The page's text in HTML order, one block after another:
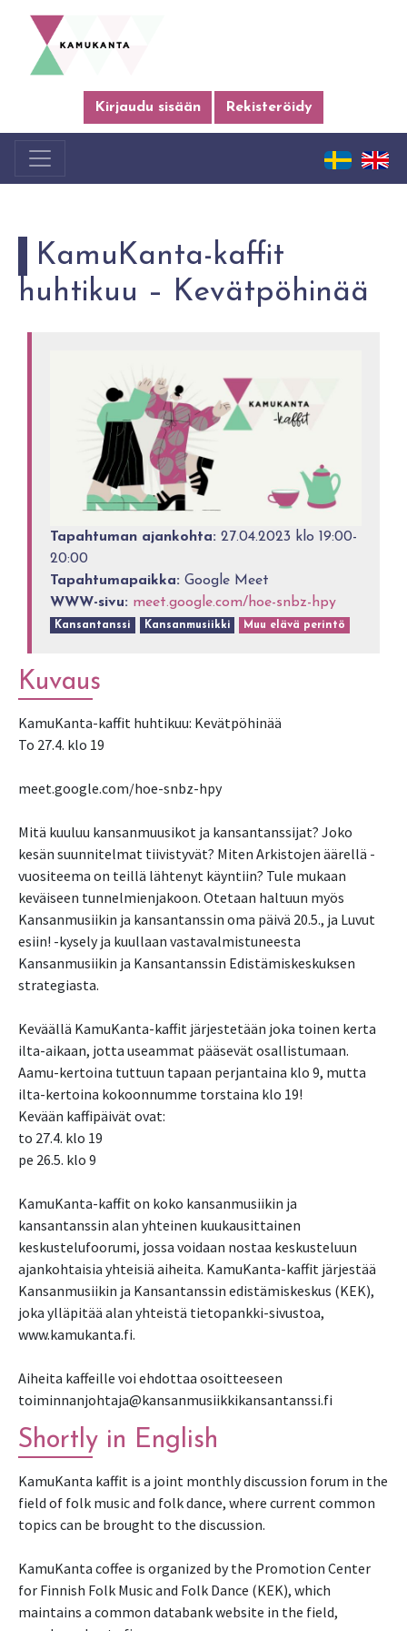
Kirjaudu sisään Rekisteröidy
KamuKanta-kaffit
huhtikuu – Kevätpöhinää
Tapahtuman ajankohta: 27.04.2023 klo 19:00-
20:00
Tapahtumapaikka: Google Meet
WWW-sivu: meet.google.com/hoe-snbz-hpy
Kansantanssi Kansanmusiikki Muu elävä perintö
Kuvaus
KamuKanta-kaffit huhtikuu: Kevätpöhinää
To 27.4. klo 19
meet.google.com/hoe-snbz-hpy
Mitä kuuluu kansanmuusikot ja kansantanssijat? Joko
kesän suunnitelmat tiivistyvät? Miten Arkistojen äärellä -
vuositeema on teillä lähtenyt käyntiin? Tule mukaan
keväiseen tunnelmienjakoon. Otetaan haltuun myös
Kansanmusiikin ja kansantanssin oma päivä 20.5., ja Luvut
esiin! -kysely ja kuullaan vastavalmistuneesta
Kansanmusiikin ja Kansantanssin Edistämiskeskuksen
strategiasta.
Keväällä KamuKanta-kaffit järjestetään joka toinen kerta
ilta-aikaan, jotta useammat pääsevät osallistumaan.
Aamu-kertoina tuttuun tapaan perjantaina klo 9, mutta
ilta-kertoina kokoonnumme torstaina klo 19!
Kevään kaffipäivät ovat:
to 27.4. klo 19
pe 26.5. klo 9
KamuKanta-kaffit on koko kansanmusiikin ja
kansantanssin alan yhteinen kuukausittainen
keskustelufoorumi, jossa voidaan nostaa keskusteluun
ajankohtaisia yhteisiä aiheita. KamuKanta-kaffit järjestää
Kansanmusiikin ja Kansantanssin edistämiskeskus (KEK),
joka ylläpitää alan yhteistä tietopankki-sivustoa,
www.kamukanta.fi.
Aiheita kaffeille voi ehdottaa osoitteeseen
toiminnanjohtaja@kansanmusiikkikansantanssi.fi
Shortly in English
KamuKanta kaffit is a joint monthly discussion forum in the
field of folk music and folk dance, where current common
topics can be brought to the discussion.
KamuKanta coffee is organized by the Promotion Center
for Finnish Folk Music and Folk Dance (KEK), which
maintains a common databank website in the field,